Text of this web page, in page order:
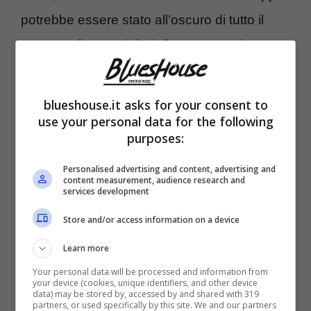
potrebbe essere stato all’oscuro di tutto il
contratto firmato dalla influencer con la
Balocco, la famosa casa produttrice di
blueshouse.it asks for your consent to
use your personal data for the following
purposes:
Personalised advertising and content, advertising and
content measurement, audience research and
services development
Store and/or access information on a device
Learn more
Your personal data will be processed and information from
your device (cookies, unique identifiers, and other device
data) may be stored by, accessed by and shared with 319
partners, or used specifically by this site. We and our partners